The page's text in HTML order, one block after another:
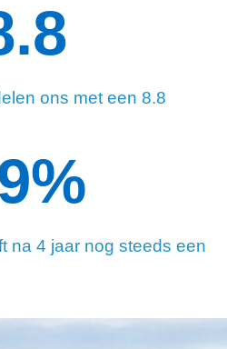
ons met een 8.8
na 4 jaar nog steeds een
%